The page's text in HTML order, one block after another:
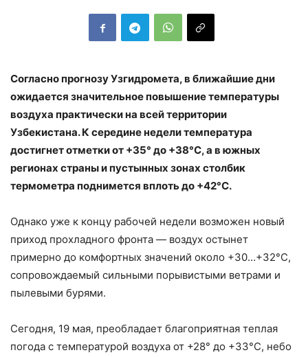
Согласно прогнозу Узгидромета, в ближайшие дни
ожидается значительное повышение температуры
воздуха практически на всей территории
Узбекистана. К середине недели температура
достигнет отметки от +35° до +38°C, а в южных
регионах страны и пустынных зонах столбик
термометра поднимется вплоть до +42°C.
Однако уже к концу рабочей недели возможен новый
приход прохладного фронта — воздух остынет
примерно до комфортных значений около +30…+32°C,
сопровождаемый сильными порывистыми ветрами и
пылевыми бурями.
Сегодня, 19 мая, преобладает благоприятная теплая
погода с температурой воздуха от +28° до +33°C, небо